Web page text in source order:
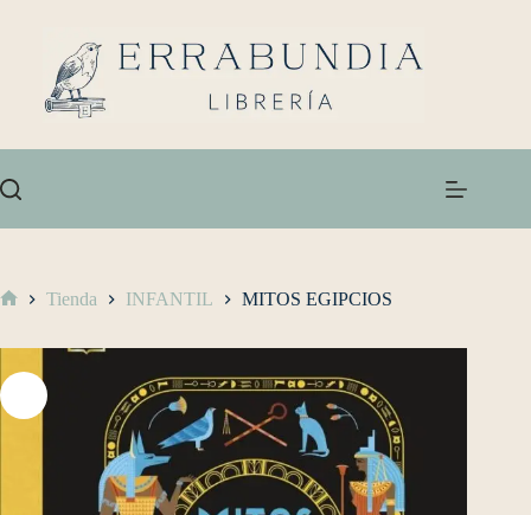
Tienda INFANTIL MITOS EGIPCIOS